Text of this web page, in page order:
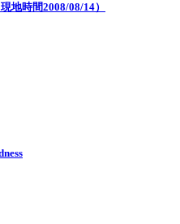
地時間2008/08/14）